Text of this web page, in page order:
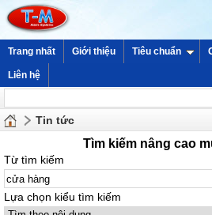
Trang nhất Giới thiệu Tiêu chuẩn
Liên hệ
Tin tức
Tìm kiếm nâng cao
Từ tìm kiếm
Lựa chọn kiểu tìm kiếm